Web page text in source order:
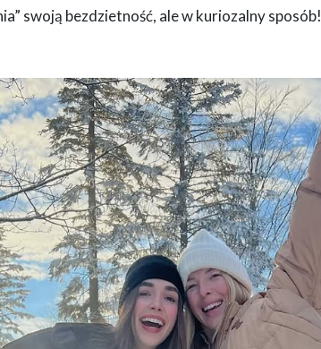
swoją bezdzietność, ale w kuriozalny sposób!